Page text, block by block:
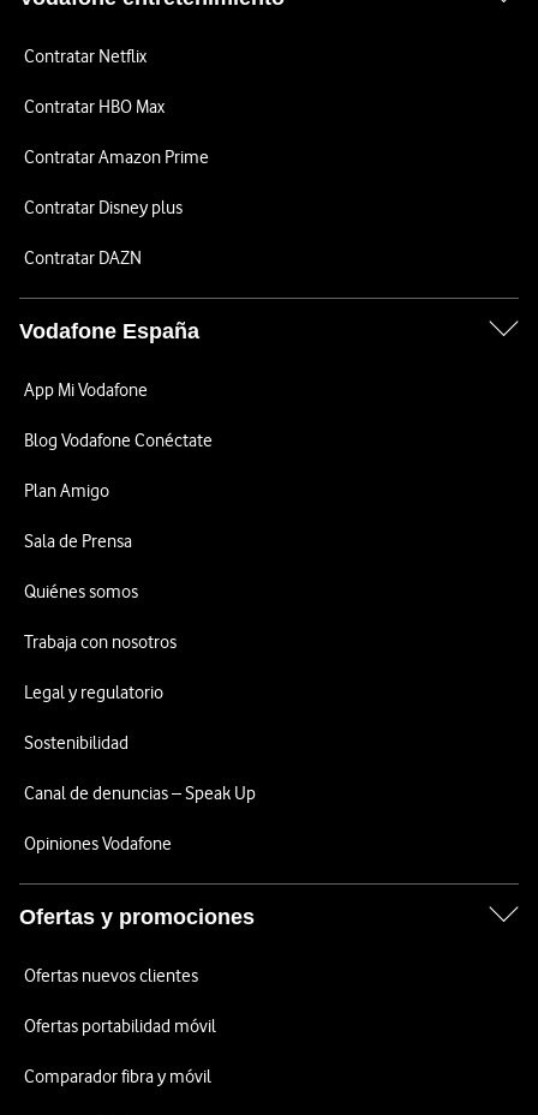
Contratar Netflix
Contratar HBO Max
Contratar Amazon Prime
Contratar Disney plus
Contratar DAZN
Vodafone España
App Mi Vodafone
Blog Vodafone Conéctate
Plan Amigo
Sala de Prensa
Quiénes somos
Trabaja con nosotros
Legal y regulatorio
Sostenibilidad
Canal de denuncias – Speak Up
Opiniones Vodafone
Ofertas y promociones
Ofertas nuevos clientes
Ofertas portabilidad móvil
Comparador fibra y móvil